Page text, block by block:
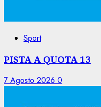
Sport
PISTA A QUOTA 13
7 Agosto 2026 0